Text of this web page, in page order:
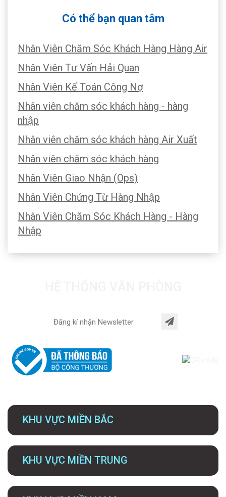
Có thể bạn quan tâm
Nhân Viên Chăm Sóc Khách Hàng Hàng Air
Nhân Viên Tư Vấn Hải Quan
Nhân Viên Kế Toán Công Nợ
Nhân viên chăm sóc khách hàng - hàng
nhập
Nhân viên chăm sóc khách hàng Air Xuất
Nhân viên chăm sóc khách hàng
Nhân Viên Giao Nhận (Ops)
Nhân Viên Chứng Từ Hàng Nhập
Nhân Viên Chăm Sóc Khách Hàng - Hàng
Nhập
KHU VỰC MIỀN BẮC
KHU VỰC MIỀN TRUNG